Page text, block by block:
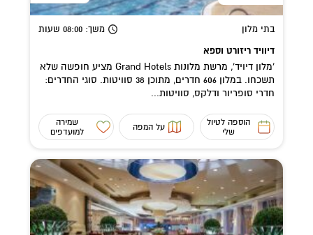
בתי מלון משך: 08:00 שעות
דיוויד ריזורט וספא
'מלון דיויד', מרשת מלונות Grand Hotels מציע חופשה שלא
תשכחו. במלון 606 חדרים, מתוכן 38 סוויטות. סוגי החדרים:
חדרי סופריור ודלקס, סוויטות...
הוספה לטיול
שלי
על המפה
שמירה
למועדפים